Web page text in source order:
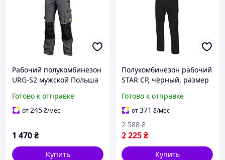
Рабочий полукомбинезон
URG-S2 мужской Польша
Готово к отправке
от245₴/мес
1 470₴
Купить
Полукомбинезон рабочий
STAR CP, чёрный, размер
M404299431 )
Готово к отправке
от371 ₴/мес
2 225₴
2 588 ₴
Купить